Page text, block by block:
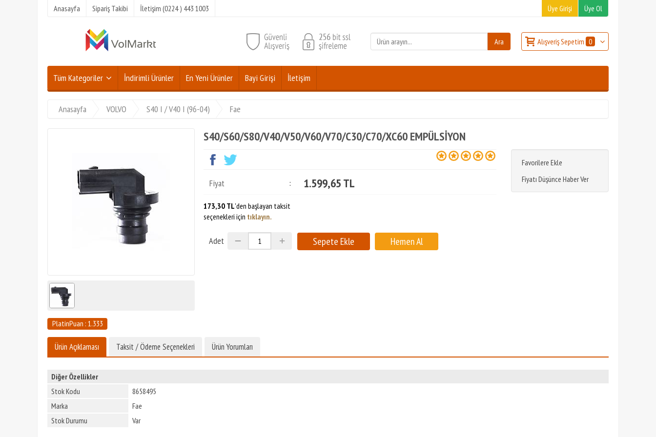
Anasayfa Sipariş Takibi İletişim (0224 ) 443 1003 Üye Girişi Üye Ol
Alışveriş Sepetim 0
Tüm Kategoriler İndirimli Ürünler En Yeni Ürünler Bayi Girişi İletişim
Anasayfa VOLVO S40 I / V40 I (96-04) Fae
PlatinPuan : 1.333
S40/S60/S80/V40/V50/V60/V70/C30/C70/XC60 EMPÜLSİYON
Favorilere Ekle
Fiyatı Düşünce Haber Ver
Fiyat : 1.599,65 TL
173,30 TL'den başlayan taksit
seçenekleri için tıklayın.
Adet
Ürün Açıklaması Taksit / Ödeme Seçenekleri Ürün Yorumları
Diğer Özellikler
Stok Kodu
8658495
Marka
Fae
Stok Durumu
Var